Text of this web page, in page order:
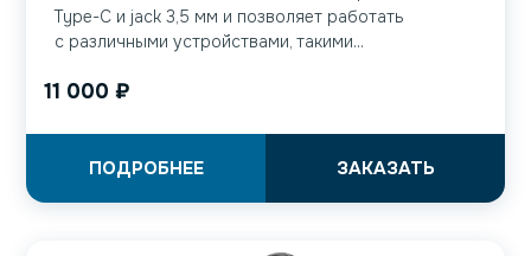
Type-C и jack 3,5 мм и позволяет работать
с различными устройствами, такими...
11 000 ₽
ЗАКАЗАТЬ
ПОДРОБНЕЕ